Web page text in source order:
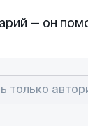
— он